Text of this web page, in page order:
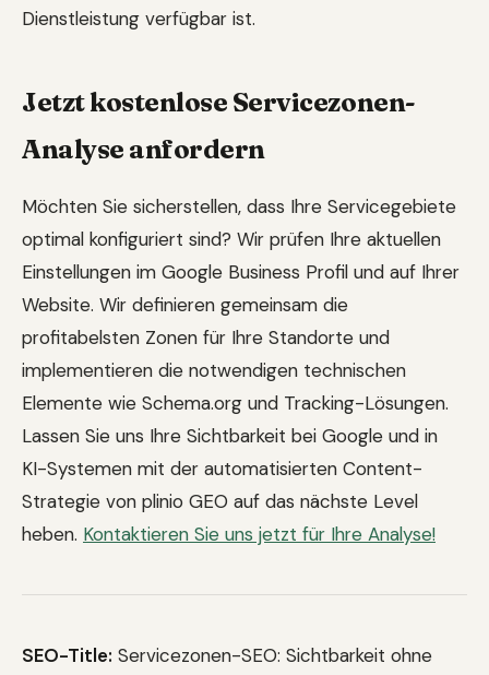
Dienstleistung verfügbar ist.
Jetzt kostenlose Servicezonen-
Analyse anfordern
Möchten Sie sicherstellen, dass Ihre Servicegebiete
optimal konfiguriert sind? Wir prüfen Ihre aktuellen
Einstellungen im Google Business Profil und auf Ihrer
Website. Wir definieren gemeinsam die
profitabelsten Zonen für Ihre Standorte und
implementieren die notwendigen technischen
Elemente wie Schema.org und Tracking-Lösungen.
Lassen Sie uns Ihre Sichtbarkeit bei Google und in
KI-Systemen mit der automatisierten Content-
Strategie von plinio GEO auf das nächste Level
heben. Kontaktieren Sie uns jetzt für Ihre Analyse!
SEO-Title: Servicezonen-SEO: Sichtbarkeit ohne